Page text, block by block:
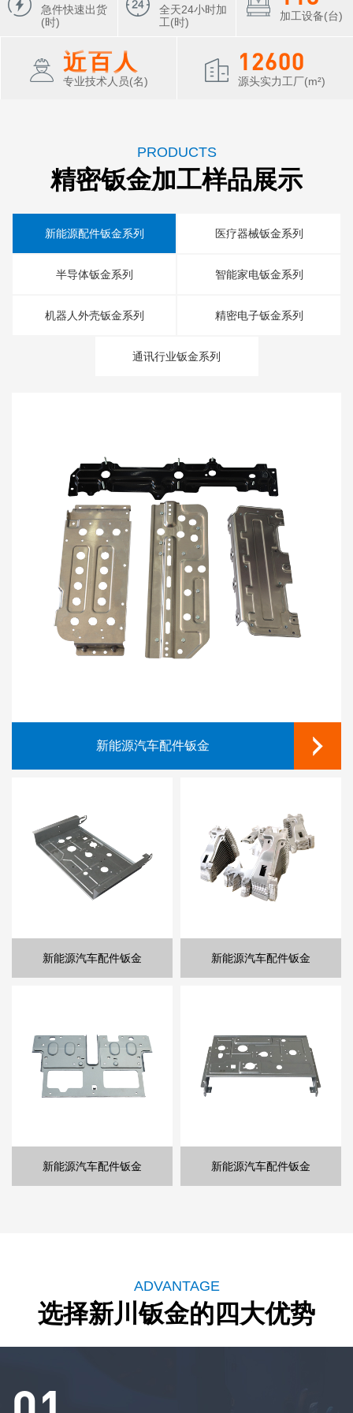
0
1
急件快速出货
(时)
0
1
2
3
全天24小时加
工(时)
002
加工设备(台)
近百 人
专业技术人员(名) 0
1
3
1
2
4
1
5
6
8
0
2
0
2
源头实力工厂(m²)
PRODUCTS
精密钣金加工样品展示
新能源配件钣金系列 医疗器械钣金系列
半导体钣金系列 智能家电钣金系列
机器人外壳钣金系列 精密电子钣金系列
通讯行业钣金系列
新能源汽车配件钣金
新能源汽车配件钣金 新能源汽车配件钣金
新能源汽车配件钣金 新能源汽车配件钣金
医疗设备钣金
医疗设备钣金 医疗设备钣金
医疗设备钣金 医疗设备钣金
电子类钣金
电子类钣金 电子类钣金
电子类钣金 电子类钣金
家电钣金
打印机钣金 打印机钣金
打印机钣金 家电钣金
异形结构钣金
异形结构钣金 异形结构钣金
电子类钣金
电子类钣金 电子类钣金
电子类钣金 电子类钣金
服务器机箱钣金
服务器机箱钣金 服务器机箱钣金
服务器机箱钣金 服务器机箱钣金
ADVANTAGE
选择新川钣金的四大优势